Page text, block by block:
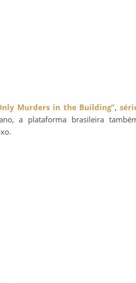
Murders in the Building”,
a plataforma brasileira